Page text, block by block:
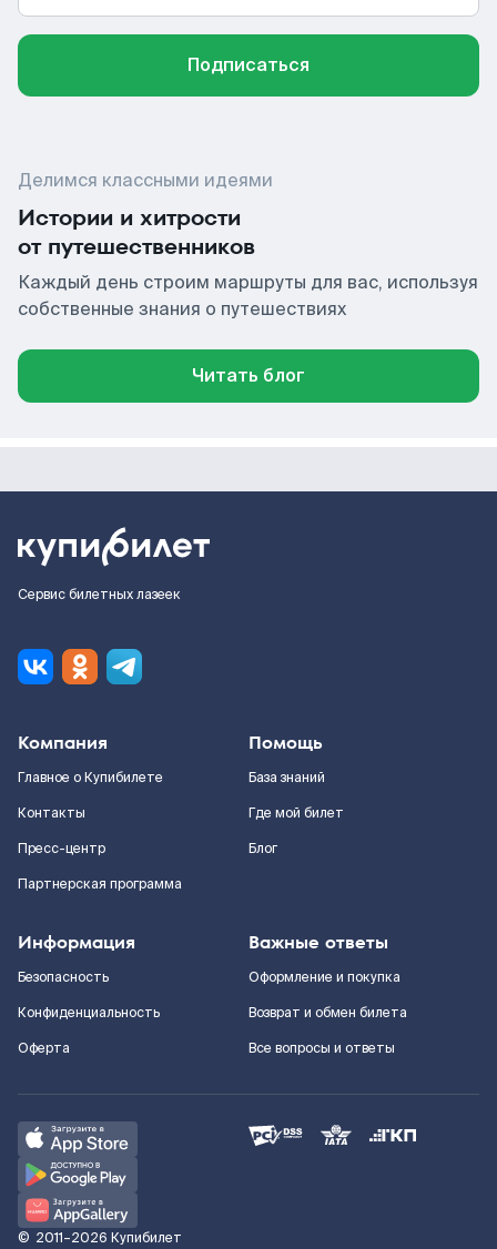
Подписаться
Делимся классными идеями
Истории и хитрости
от путешественников
Каждый день строим маршруты для вас, используя
собственные знания о путешествиях
Читать блог
Сервис билетных лазеек
Компания
Главное о Купибилете
Контакты
Пресс-центр
Партнерская программа
Помощь
База знаний
Где мой билет
Блог
Информация
Безопасность
Конфиденциальность
Оферта
Важные ответы
Оформление и покупка
Возврат и обмен билета
Все вопросы и ответы
© 2011–2026 Купибилет